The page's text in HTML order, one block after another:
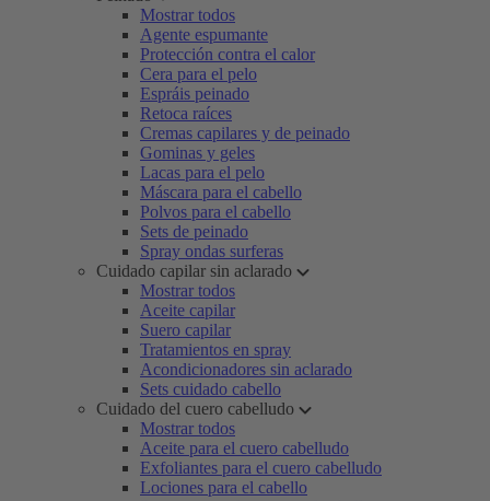
Mostrar todos
Agente espumante
Protección contra el calor
Cera para el pelo
Espráis peinado
Retoca raíces
Cremas capilares y de peinado
Gominas y geles
Lacas para el pelo
Máscara para el cabello
Polvos para el cabello
Sets de peinado
Spray ondas surferas
Cuidado capilar sin aclarado
Mostrar todos
Aceite capilar
Suero capilar
Tratamientos en spray
Acondicionadores sin aclarado
Sets cuidado cabello
Cuidado del cuero cabelludo
Mostrar todos
Aceite para el cuero cabelludo
Exfoliantes para el cuero cabelludo
Lociones para el cabello